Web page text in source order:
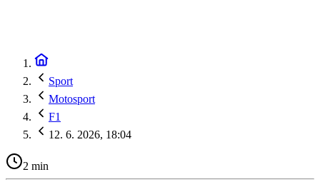
Sport
Motosport
F1
12. 6. 2026, 18:04
2 min